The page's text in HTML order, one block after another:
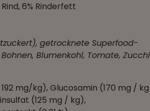
6% Rinderfett
getrocknete Superfood-
Blumenkohl, Tomate,
mg/kg), Glucosamin (170 mg /
(125 mg / kg),